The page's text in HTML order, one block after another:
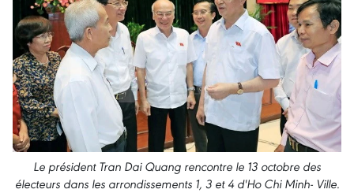
Le président Tran Dai Quang rencontre le 13 octobre des
électeurs dans les arrondissements 1, 3 et 4 d'Ho Chi Minh- Ville.